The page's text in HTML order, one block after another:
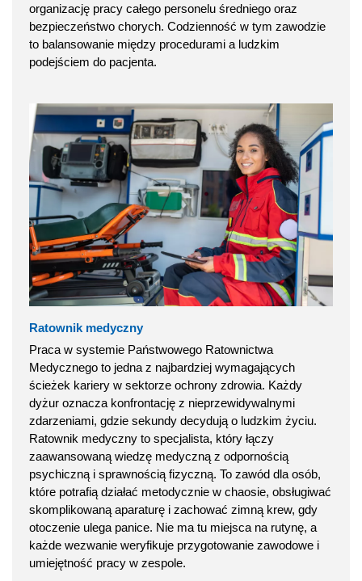
organizację pracy całego personelu średniego oraz
bezpieczeństwo chorych. Codzienność w tym zawodzie
to balansowanie między procedurami a ludzkim
podejściem do pacjenta.
Ratownik medyczny
Praca w systemie Państwowego Ratownictwa
Medycznego to jedna z najbardziej wymagających
ścieżek kariery w sektorze ochrony zdrowia. Każdy
dyżur oznacza konfrontację z nieprzewidywalnymi
zdarzeniami, gdzie sekundy decydują o ludzkim życiu.
Ratownik medyczny to specjalista, który łączy
zaawansowaną wiedzę medyczną z odpornością
psychiczną i sprawnością fizyczną. To zawód dla osób,
które potrafią działać metodycznie w chaosie, obsługiwać
skomplikowaną aparaturę i zachować zimną krew, gdy
otoczenie ulega panice. Nie ma tu miejsca na rutynę, a
każde wezwanie weryfikuje przygotowanie zawodowe i
umiejętność pracy w zespole.